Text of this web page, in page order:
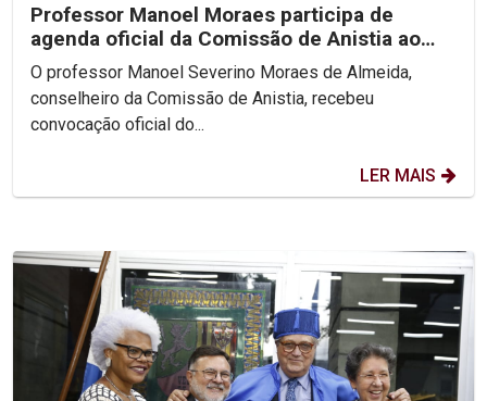
Professor Manoel Moraes participa de
agenda oficial da Comissão de Anistia ao
lado da Ministra...
O professor Manoel Severino Moraes de Almeida,
conselheiro da Comissão de Anistia, recebeu
convocação oficial do...
LER MAIS